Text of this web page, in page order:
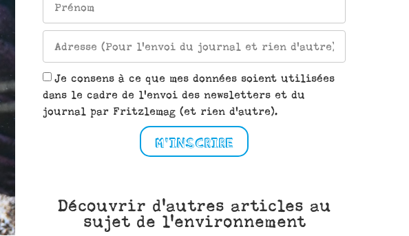
Je consens à ce que mes données soient utilisées
dans le cadre de l'envoi des newsletters et du
journal par Fritzlemag (et rien d'autre).
M'INSCRIRE
Découvrir d'autres articles au
sujet de l'environnement